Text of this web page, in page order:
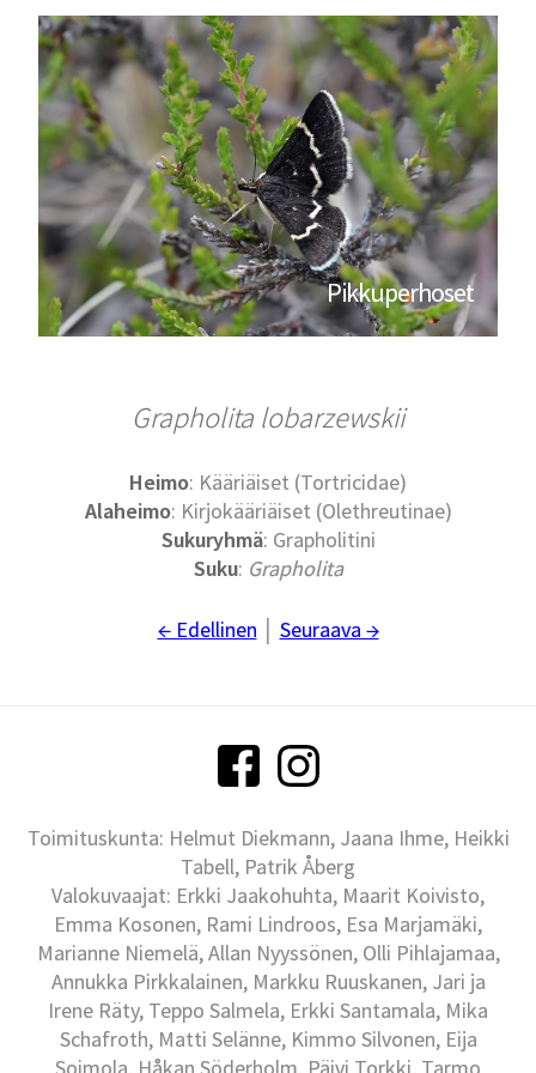
Pikkuperhoset
Grapholita lobarzewskii
Heimo: Kääriäiset (Tortricidae)
Alaheimo: Kirjokääriäiset (Olethreutinae)
Sukuryhmä: Grapholitini
Suku: Grapholita
← Edellinen Seuraava →
Toimituskunta: Helmut Diekmann, Jaana Ihme, Heikki
Tabell, Patrik Åberg
Valokuvaajat: Erkki Jaakohuhta, Maarit Koivisto,
Emma Kosonen, Rami Lindroos, Esa Marjamäki,
Marianne Niemelä, Allan Nyyssönen, Olli Pihlajamaa,
Annukka Pirkkalainen, Markku Ruuskanen, Jari ja
Irene Räty, Teppo Salmela, Erkki Santamala, Mika
Schafroth, Matti Selänne, Kimmo Silvonen, Eija